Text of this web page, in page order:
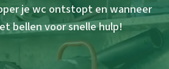
je wc ontstopt en wanneer
bellen voor snelle hulp!